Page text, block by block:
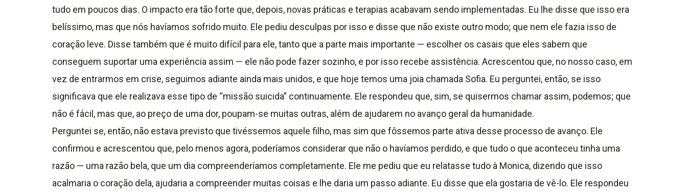
tudo em poucos dias. O impacto era tão forte que, depois, novas práticas e terapias acabavam sendo implementadas. Eu lhe disse que isso era
belíssimo, mas que nós havíamos sofrido muito. Ele pediu desculpas por isso e disse que não existe outro modo; que nem ele fazia isso de
coração leve. Disse também que é muito difícil para ele, tanto que a parte mais importante — escolher os casais que eles sabem que
conseguem suportar uma experiência assim — ele não pode fazer sozinho, e por isso recebe assistência. Acrescentou que, no nosso caso, em
vez de entrarmos em crise, seguimos adiante ainda mais unidos, e que hoje temos uma joia chamada Sofia. Eu perguntei, então, se isso
significava que ele realizava esse tipo de “missão suicida” continuamente. Ele respondeu que, sim, se quisermos chamar assim, podemos; que
não é fácil, mas que, ao preço de uma dor, poupam-se muitas outras, além de ajudarem no avanço geral da humanidade.
Perguntei se, então, não estava previsto que tivéssemos aquele filho, mas sim que fôssemos parte ativa desse processo de avanço. Ele
confirmou e acrescentou que, pelo menos agora, poderíamos considerar que não o havíamos perdido, e que tudo o que aconteceu tinha uma
razão — uma razão bela, que um dia compreenderíamos completamente. Ele me pediu que eu relatasse tudo à Monica, dizendo que isso
acalmaria o coração dela, ajudaria a compreender muitas coisas e lhe daria um passo adiante. Eu disse que ela gostaria de vê-lo. Ele respondeu